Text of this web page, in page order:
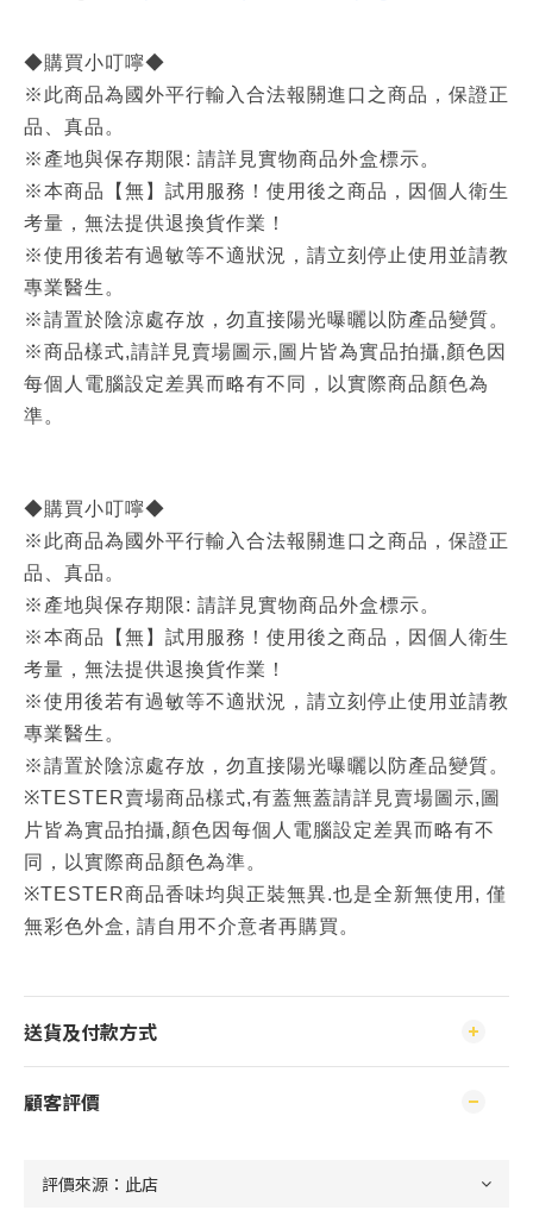
◆購買小叮嚀◆
※此商品為國外平行輸入合法報關進口之商品，保證正
品、真品。
※產地與保存期限: 請詳見實物商品外盒標示。
※本商品【無】試用服務！使用後之商品，因個人衛生
考量，無法提供退換貨作業！
※使用後若有過敏等不適狀況，請立刻停止使用並請教
專業醫生。
※請置於陰涼處存放，勿直接陽光曝曬以防產品變質。
※商品樣式,請詳見賣場圖示,圖片皆為實品拍攝,顏色因
每個人電腦設定差異而略有不同，以實際商品顏色為
準。
◆購買小叮嚀◆
※此商品為國外平行輸入合法報關進口之商品，保證正
品、真品。
※產地與保存期限: 請詳見實物商品外盒標示。
※本商品【無】試用服務！使用後之商品，因個人衛生
考量，無法提供退換貨作業！
※使用後若有過敏等不適狀況，請立刻停止使用並請教
專業醫生。
※請置於陰涼處存放，勿直接陽光曝曬以防產品變質。
※TESTER賣場商品樣式,有蓋無蓋請詳見賣場圖示,圖
片皆為實品拍攝,顏色因每個人電腦設定差異而略有不
同，以實際商品顏色為準。
※TESTER商品香味均與正裝無異.也是全新無使用, 僅
無彩色外盒, 請自用不介意者再購買。
送貨及付款方式
顧客評價